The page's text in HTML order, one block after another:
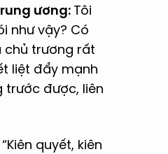
ương: Tôi
như vậy? Có
chủ trương rất
liệt đẩy mạnh
trước được, liên
quyết, kiên